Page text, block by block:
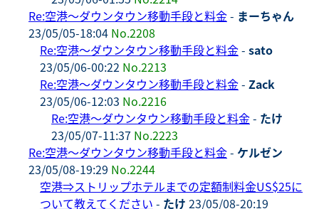
Re:空港～ダウンタウン移動手段と料金- まーちゃん
23/05/05-18:04 No.2208
Re:空港～ダウンタウン移動手段と料金- sato
23/05/06-00:22 No.2213
Re:空港～ダウンタウン移動手段と料金- Zack
23/05/06-12:03 No.2216
Re:空港～ダウンタウン移動手段と料金- たけ
23/05/07-11:37 No.2223
Re:空港～ダウンタウン移動手段と料金- ケルゼン
23/05/08-19:29 No.2244
空港⇒ストリップホテルまでの定額制料金US$25に
ついて教えてください - たけ 23/05/08-20:19